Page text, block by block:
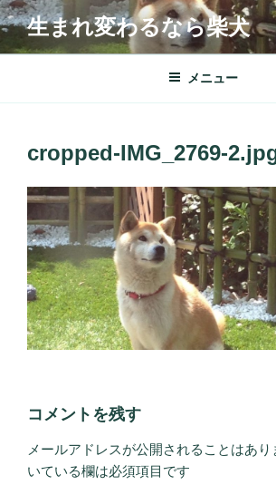
コ
ン
テ
生まれ変わるなら柴犬
メニュー
cropped-IMG_2769-
コメントを残す
メールアドレスが公開されることはあり
いている欄は必須項目です